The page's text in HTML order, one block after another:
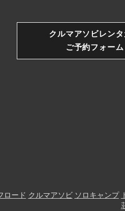
クルマアソビレン
ご予約フォーム
ロード クルマアソビ ソロキャンプ